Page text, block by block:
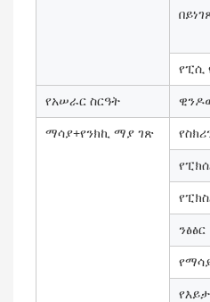
የፒሲ
የአሠራር ስርዓት
ማሳያ+የንክኪ ማያ ገጽ
ንፅፅር